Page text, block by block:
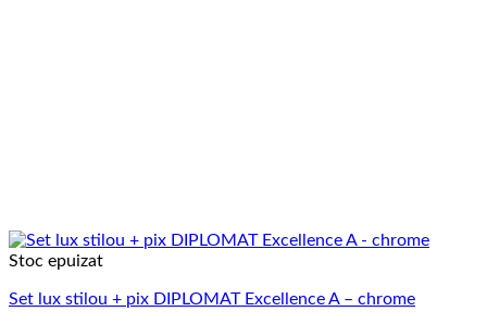
Stoc epuizat
Set lux stilou + pix DIPLOMAT Excellence A – chrome